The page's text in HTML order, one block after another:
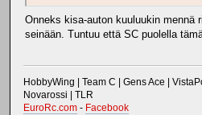
Onneks kisa-auton kuuluukin mennä
seinään. Tuntuu että SC puolella
HobbyWing | Team C | Gens Ace |
Novarossi | TLR
EuroRc.com - Facebook